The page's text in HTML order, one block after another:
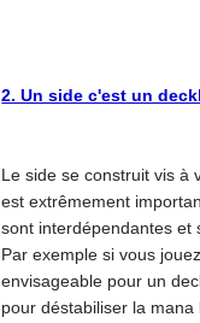
2. Un side c'est un
Le side se construit vis à
est extrêmement
sont interdépendantes et
Par exemple si vous
envisageable pour un
pour déstabiliser la